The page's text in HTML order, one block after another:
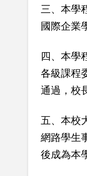
三、本學
國際企業
四、本學
各級課程
通過，校
五、本校
網路學生
後成為本